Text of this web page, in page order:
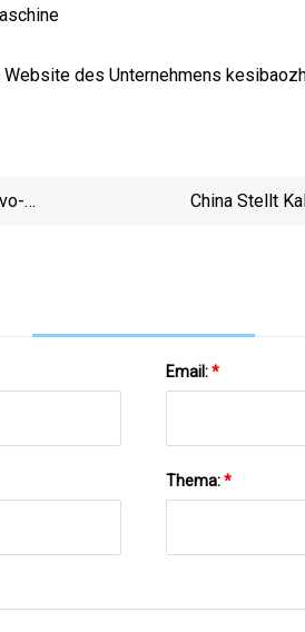
des Unternehmens
China Stellt
Email:*
Thema:*